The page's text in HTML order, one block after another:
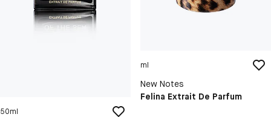
50ml
ml
New Notes
Felina Extrait De Parfum